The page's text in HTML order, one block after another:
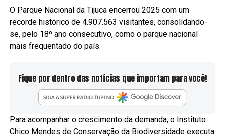
O Parque Nacional da Tijuca encerrou 2025 com um
recorde histórico de 4.907.563 visitantes, consolidando-
se, pelo 18º ano consecutivo, como o parque nacional
mais frequentado do país.
Fique por dentro das notícias que importam para você!
Para acompanhar o crescimento da demanda, o Instituto
Chico Mendes de Conservação da Biodiversidade executa